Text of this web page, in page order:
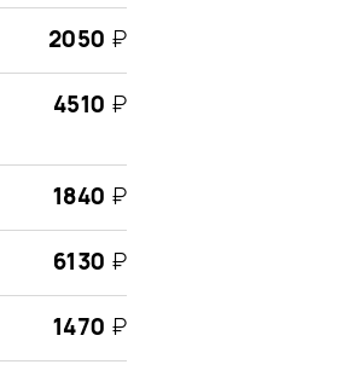
2050 ₽
4510 ₽
1840 ₽
6130 ₽
1470 ₽